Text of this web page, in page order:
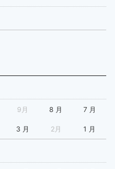
9月 8 月 7 月
3 月 2月 1 月